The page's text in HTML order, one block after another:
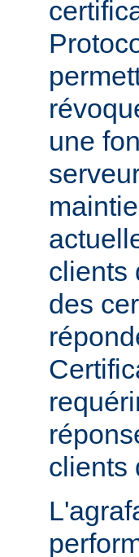
une
clients
des
clients